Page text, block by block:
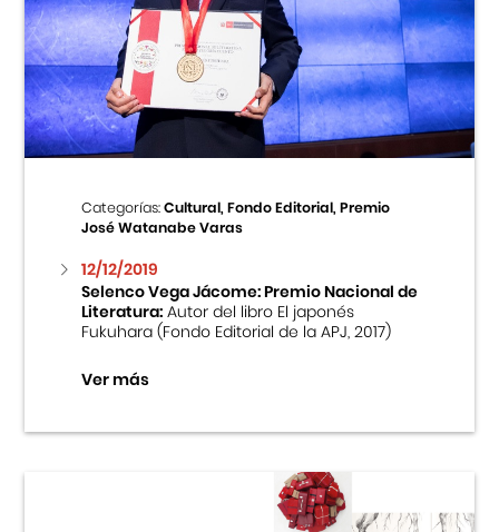
Categorías:Cultural, Fondo Editorial, Premio
José Watanabe Varas
12/12/2019
Selenco Vega Jácome: Premio Nacional de
Literatura:Autor del libro El japonés
Fukuhara (Fondo Editorial de la APJ, 2017)
Ver más